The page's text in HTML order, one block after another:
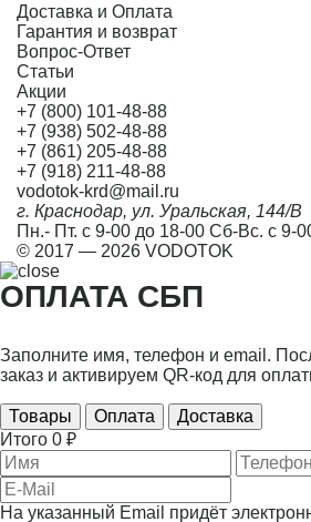
Доставка и Оплата
Гарантия и возврат
Вопрос-Ответ
Статьи
Акции
+7 (800) 101-48-88
+7 (938) 502-48-88
+7 (861) 205-48-88
+7 (918) 211-48-88
vodotok-krd@mail.ru
г. Краснодар, ул. Уральская, 144/В
Пн.- Пт. с 9-00 до 18-00 Сб-Вс. с 9-
© 2017 — 2026 VODOTOK
ОПЛАТА СБП
Заполните имя, телефон и email.
заказ и активируем QR-код для
Товары Оплата
Доставка
Итого 0 ₽
На указанный Email придёт